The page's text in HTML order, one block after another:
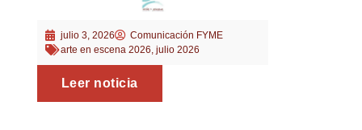
julio 3, 2026
Comunicación FYME
arte en escena 2026 julio 2026
Leer noticia